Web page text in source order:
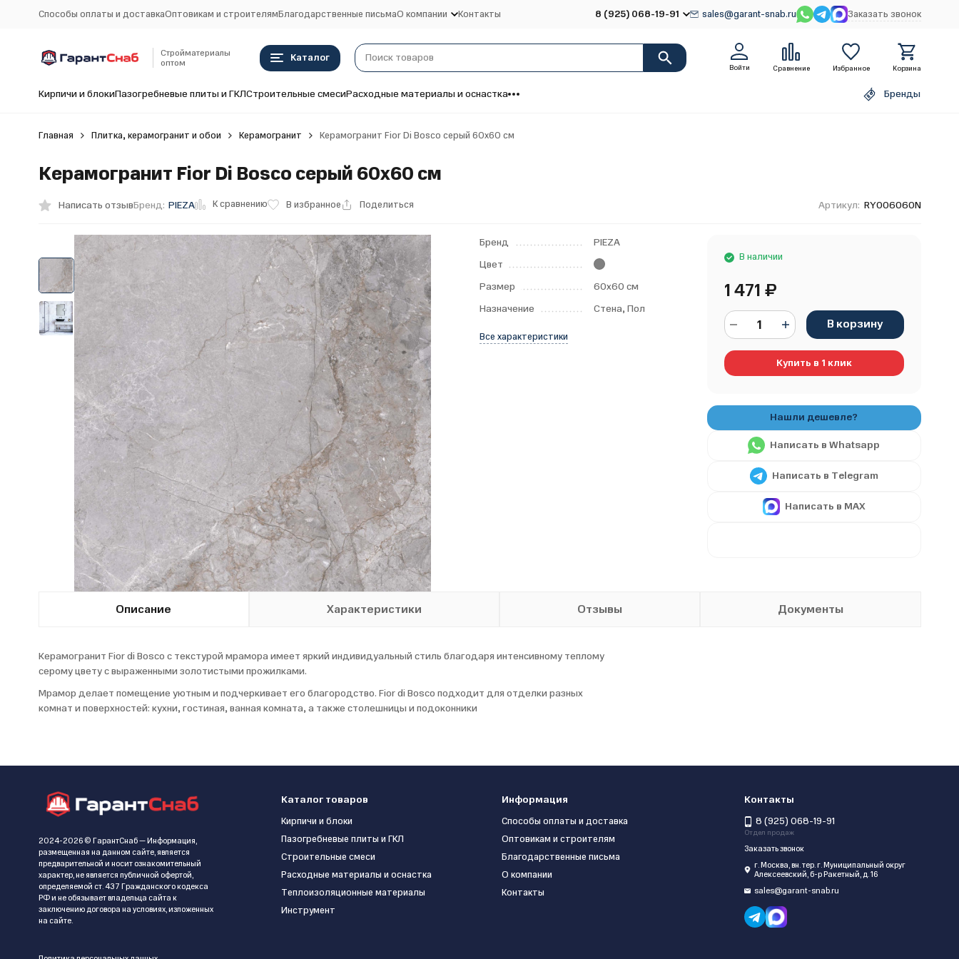
Способы оплаты и доставкаОптовикам и строителямБлагодарственные письмаО компании Контакты 8 (925) 068-19-91 sales@garant-snab.ru Заказать звонок
Стройматериалы
оптом
Каталог
Войти Сравнение Избранное Корзина
Кирпичи и блокиПазогребневые плиты и ГКЛСтроительные смесиРасходные материалы и оснастка Бренды
Главная Плитка, керамогранит и обои Керамогранит Керамогранит Fior Di Bosco серый 60x60 см
Керамогранит Fior Di Bosco серый 60x60 см
Написать отзывБренд: PIEZA К сравнению В избранное Поделиться Артикул: RY006060N
Бренд
PIEZA
Цвет
Размер
60х60 см
Назначение
Стена, Пол
Все характеристики
В наличии
1 471 ₽
В корзину
Купить в 1 клик
Написать в Whatsapp
Написать в Telegram
Написать в MAX
Описание Характеристики Отзывы Документы
Керамогранит Fior di Bosco с текстурой мрамора имеет яркий индивидуальный стиль благодаря интенсивному теплому
серому цвету с выраженными золотистыми прожилками.
Мрамор делает помещение уютным и подчеркивает его благородство. Fior di Bosco подходит для отделки разных
комнат и поверхностей: кухни, гостиная, ванная комната, а также столешницы и подоконники
2024-2026 © ГарантСнаб — Информация,
размещенная на данном сайте, является
предварительной и носит ознакомительный
характер, не является публичной офертой,
определяемой ст. 437 Гражданского кодекса
РФ и не обязывает владельца сайта к
заключению договора на условиях, изложенных
на сайте.
Каталог товаров
Кирпичи и блоки
Пазогребневые плиты и ГКЛ
Строительные смеси
Расходные материалы и оснастка
Теплоизоляционные материалы
Инструмент
Информация
Способы оплаты и доставка
Оптовикам и строителям
Благодарственные письма
О компании
Контакты
Контакты
8 (925) 068-19-91
Отдел продаж
Заказать звонок
г. Москва, вн. тер. г. Муниципальный округ
Алексеевский, б-р Ракетный, д. 16
sales@garant-snab.ru